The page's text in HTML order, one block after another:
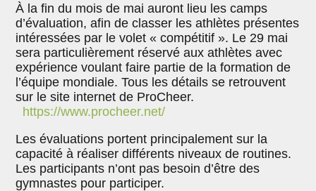
À la fin du mois de mai auront lieu les camps
d’évaluation, afin de classer les athlètes présentes
intéressées par le volet « compétitif ». Le 29 mai
sera particulièrement réservé aux athlètes avec
expérience voulant faire partie de la formation de
l’équipe mondiale. Tous les détails se retrouvent
sur le site internet de ProCheer.
https://www.procheer.net/
Les évaluations portent principalement sur la
capacité à réaliser différents niveaux de routines.
Les participants n’ont pas besoin d’être des
gymnastes pour participer.